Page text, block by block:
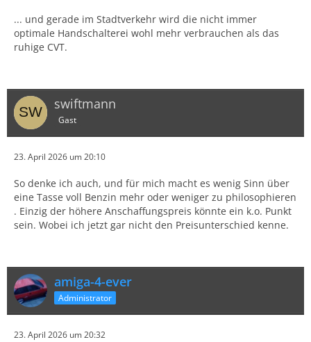
... und gerade im Stadtverkehr wird die nicht immer
optimale Handschalterei wohl mehr verbrauchen als das
ruhige CVT.
swiftmann
Gast
23. April 2026 um 20:10
So denke ich auch, und für mich macht es wenig Sinn über
eine Tasse voll Benzin mehr oder weniger zu philosophieren
. Einzig der höhere Anschaffungspreis könnte ein k.o. Punkt
sein. Wobei ich jetzt gar nicht den Preisunterschied kenne.
amiga-4-ever
Administrator
23. April 2026 um 20:32